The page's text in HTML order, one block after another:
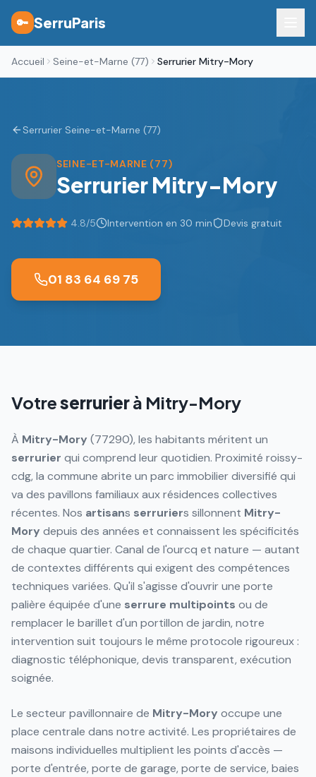
🔑 SerruParis
Accueil Seine-et-Marne (77) Serrurier Mitry-Mory
Serrurier Seine-et-Marne (77)
SEINE-ET-MARNE (77)
SerrurierMitry-Mory
4.8/5 Intervention en 30 min Devis gratuit
01 83 64 69 75
Votreserrurierà Mitry-Mory
À Mitry-Mory (77290), les habitants méritent un
serrurier qui comprend leur quotidien. Proximité roissy-
cdg, la commune abrite un parc immobilier diversifié qui
va des pavillons familiaux aux résidences collectives
récentes. Nos artisans serruriers sillonnent Mitry-
Mory depuis des années et connaissent les spécificités
de chaque quartier. Canal de l'ourcq et nature — autant
de contextes différents qui exigent des compétences
techniques variées. Qu'il s'agisse d'ouvrir une porte
palière équipée d'une serrure multipoints ou de
remplacer le barillet d'un portillon de jardin, notre
intervention suit toujours le même protocole rigoureux :
diagnostic téléphonique, devis transparent, exécution
soignée.
Le secteur pavillonnaire de Mitry-Mory occupe une
place centrale dans notre activité. Les propriétaires de
maisons individuelles multiplient les points d'accès —
porte d'entrée, porte de garage, porte de service, baies